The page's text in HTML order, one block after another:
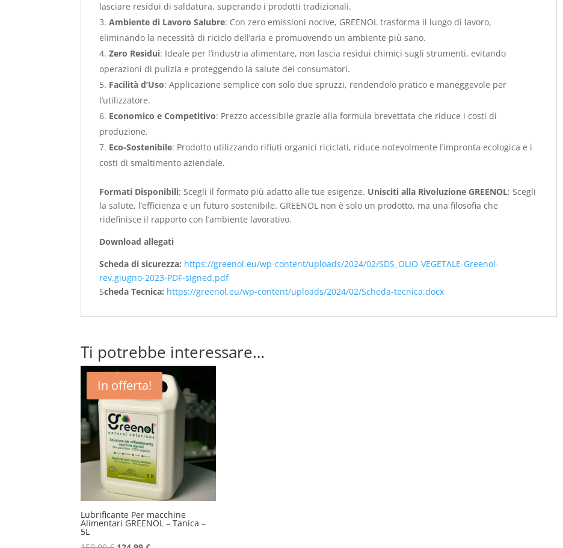
lasciare residui di saldatura, superando i prodotti tradizionali.
Ambiente di Lavoro Salubre: Con zero emissioni nocive, GREENOL trasforma il luogo di lavoro,
eliminando la necessità di riciclo dell’aria e promuovendo un ambiente più sano.
Zero Residui: Ideale per l’industria alimentare, non lascia residui chimici sugli strumenti, evitando
operazioni di pulizia e proteggendo la salute dei consumatori.
Facilità d’Uso: Applicazione semplice con solo due spruzzi, rendendolo pratico e maneggevole per
l’utilizzatore.
Economico e Competitivo: Prezzo accessibile grazie alla formula brevettata che riduce i costi di
produzione.
Eco-Sostenibile: Prodotto utilizzando rifiuti organici riciclati, riduce notevolmente l’impronta ecologica e i
costi di smaltimento aziendale.
Formati Disponibili: Scegli il formato più adatto alle tue esigenze. Unisciti alla Rivoluzione GREENOL: Scegli
la salute, l’efficienza e un futuro sostenibile. GREENOL non è solo un prodotto, ma una filosofia che
ridefinisce il rapporto con l’ambiente lavorativo.
Download allegati
Scheda di sicurezza: https://greenol.eu/wp-content/uploads/2024/02/SDS_OLIO-VEGETALE-Greenol-
rev.giugno-2023-PDF-signed.pdf
Scheda Tecnica: https://greenol.eu/wp-content/uploads/2024/02/Scheda-tecnica.docx
Ti potrebbe interessare…
In offerta!
Lubrificante Per macchine
Alimentari GREENOL – Tanica –
5L